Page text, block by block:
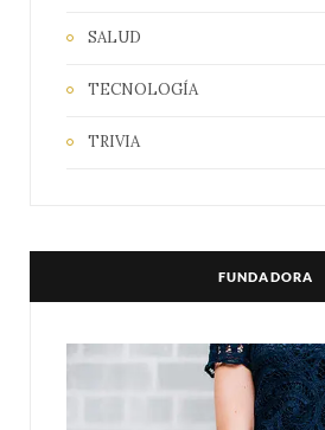
SALUD
TECNOLOGÍA
TRIVIA
FUNDADORA